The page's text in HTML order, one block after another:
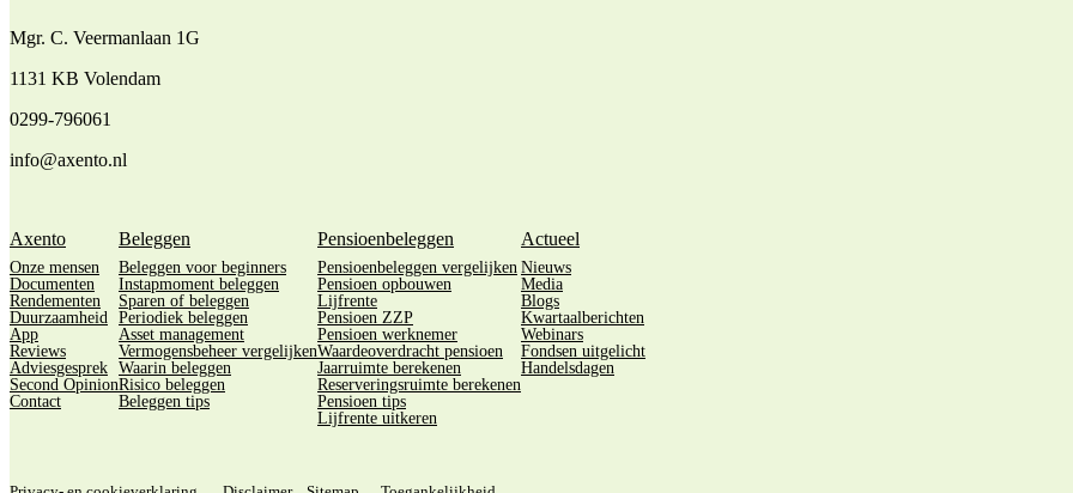
Mgr. C. Veermanlaan 1G
1131 KB Volendam
0299-796061
info@axento.nl
Axento
Onze mensen
Documenten
Rendementen
Duurzaamheid
App
Reviews
Adviesgesprek
Second Opinion
Contact
Beleggen
Beleggen voor beginners
Instapmoment beleggen
Sparen of beleggen
Periodiek beleggen
Asset management
Vermogensbeheer vergelijken
Waarin beleggen
Risico beleggen
Beleggen tips
Pensioenbeleggen
Pensioenbeleggen vergelijken
Pensioen opbouwen
Lijfrente
Pensioen ZZP
Pensioen werknemer
Waardeoverdracht pensioen
Jaarruimte berekenen
Reserveringsruimte berekenen
Pensioen tips
Lijfrente uitkeren
Actueel
Nieuws
Media
Blogs
Kwartaalberichten
Webinars
Fondsen uitgelicht
Handelsdagen